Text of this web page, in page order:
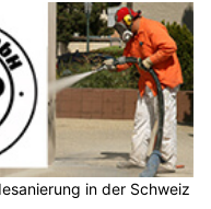
in der Schweiz